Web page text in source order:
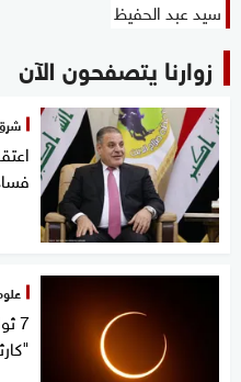
سيد عبد الحفيظ
زوارنا يتصفحون الآن
7